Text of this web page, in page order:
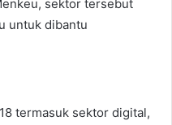
sektor tersebut
untuk dibantu
termasuk sektor digital,